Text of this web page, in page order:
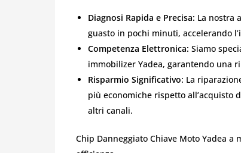
Diagnosi Rapida e Precisa: La nostra
guasto in pochi minuti, accelerando
Competenza Elettronica: Siamo
immobilizer Yadea, garantendo una
Risparmio Significativo: La
più economiche rispetto all’acquisto
altri canali.
Chip Danneggiato Chiave Moto Yadea a